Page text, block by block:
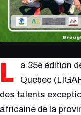
L
a 35e édition
Québec
des talents
africaine de la